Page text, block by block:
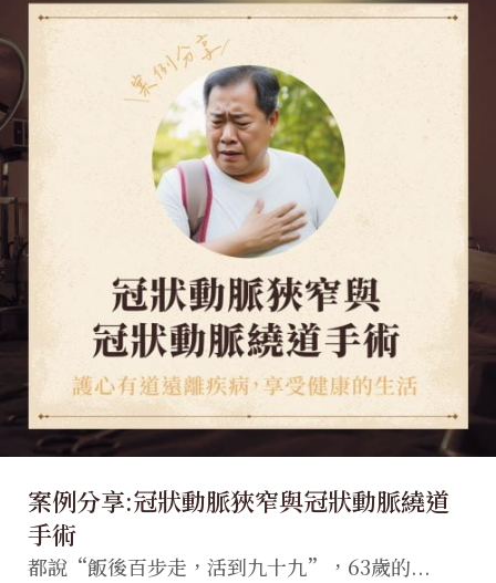
案例分享:冠狀動脈狹窄與冠狀動脈繞道
手術
都說“飯後百步走，活到九十九”，63歲的...